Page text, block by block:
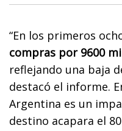
“En los primeros
compras por 9600
reflejando una baja
destacó el informe.
Argentina es un
destino acapara el